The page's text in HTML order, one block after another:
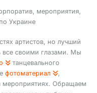
мероприятия,
Украине
артистов, но лучший
все своими глазами. Мы
танцевального
фотоматериал
,
мероприятиях. Обращаем